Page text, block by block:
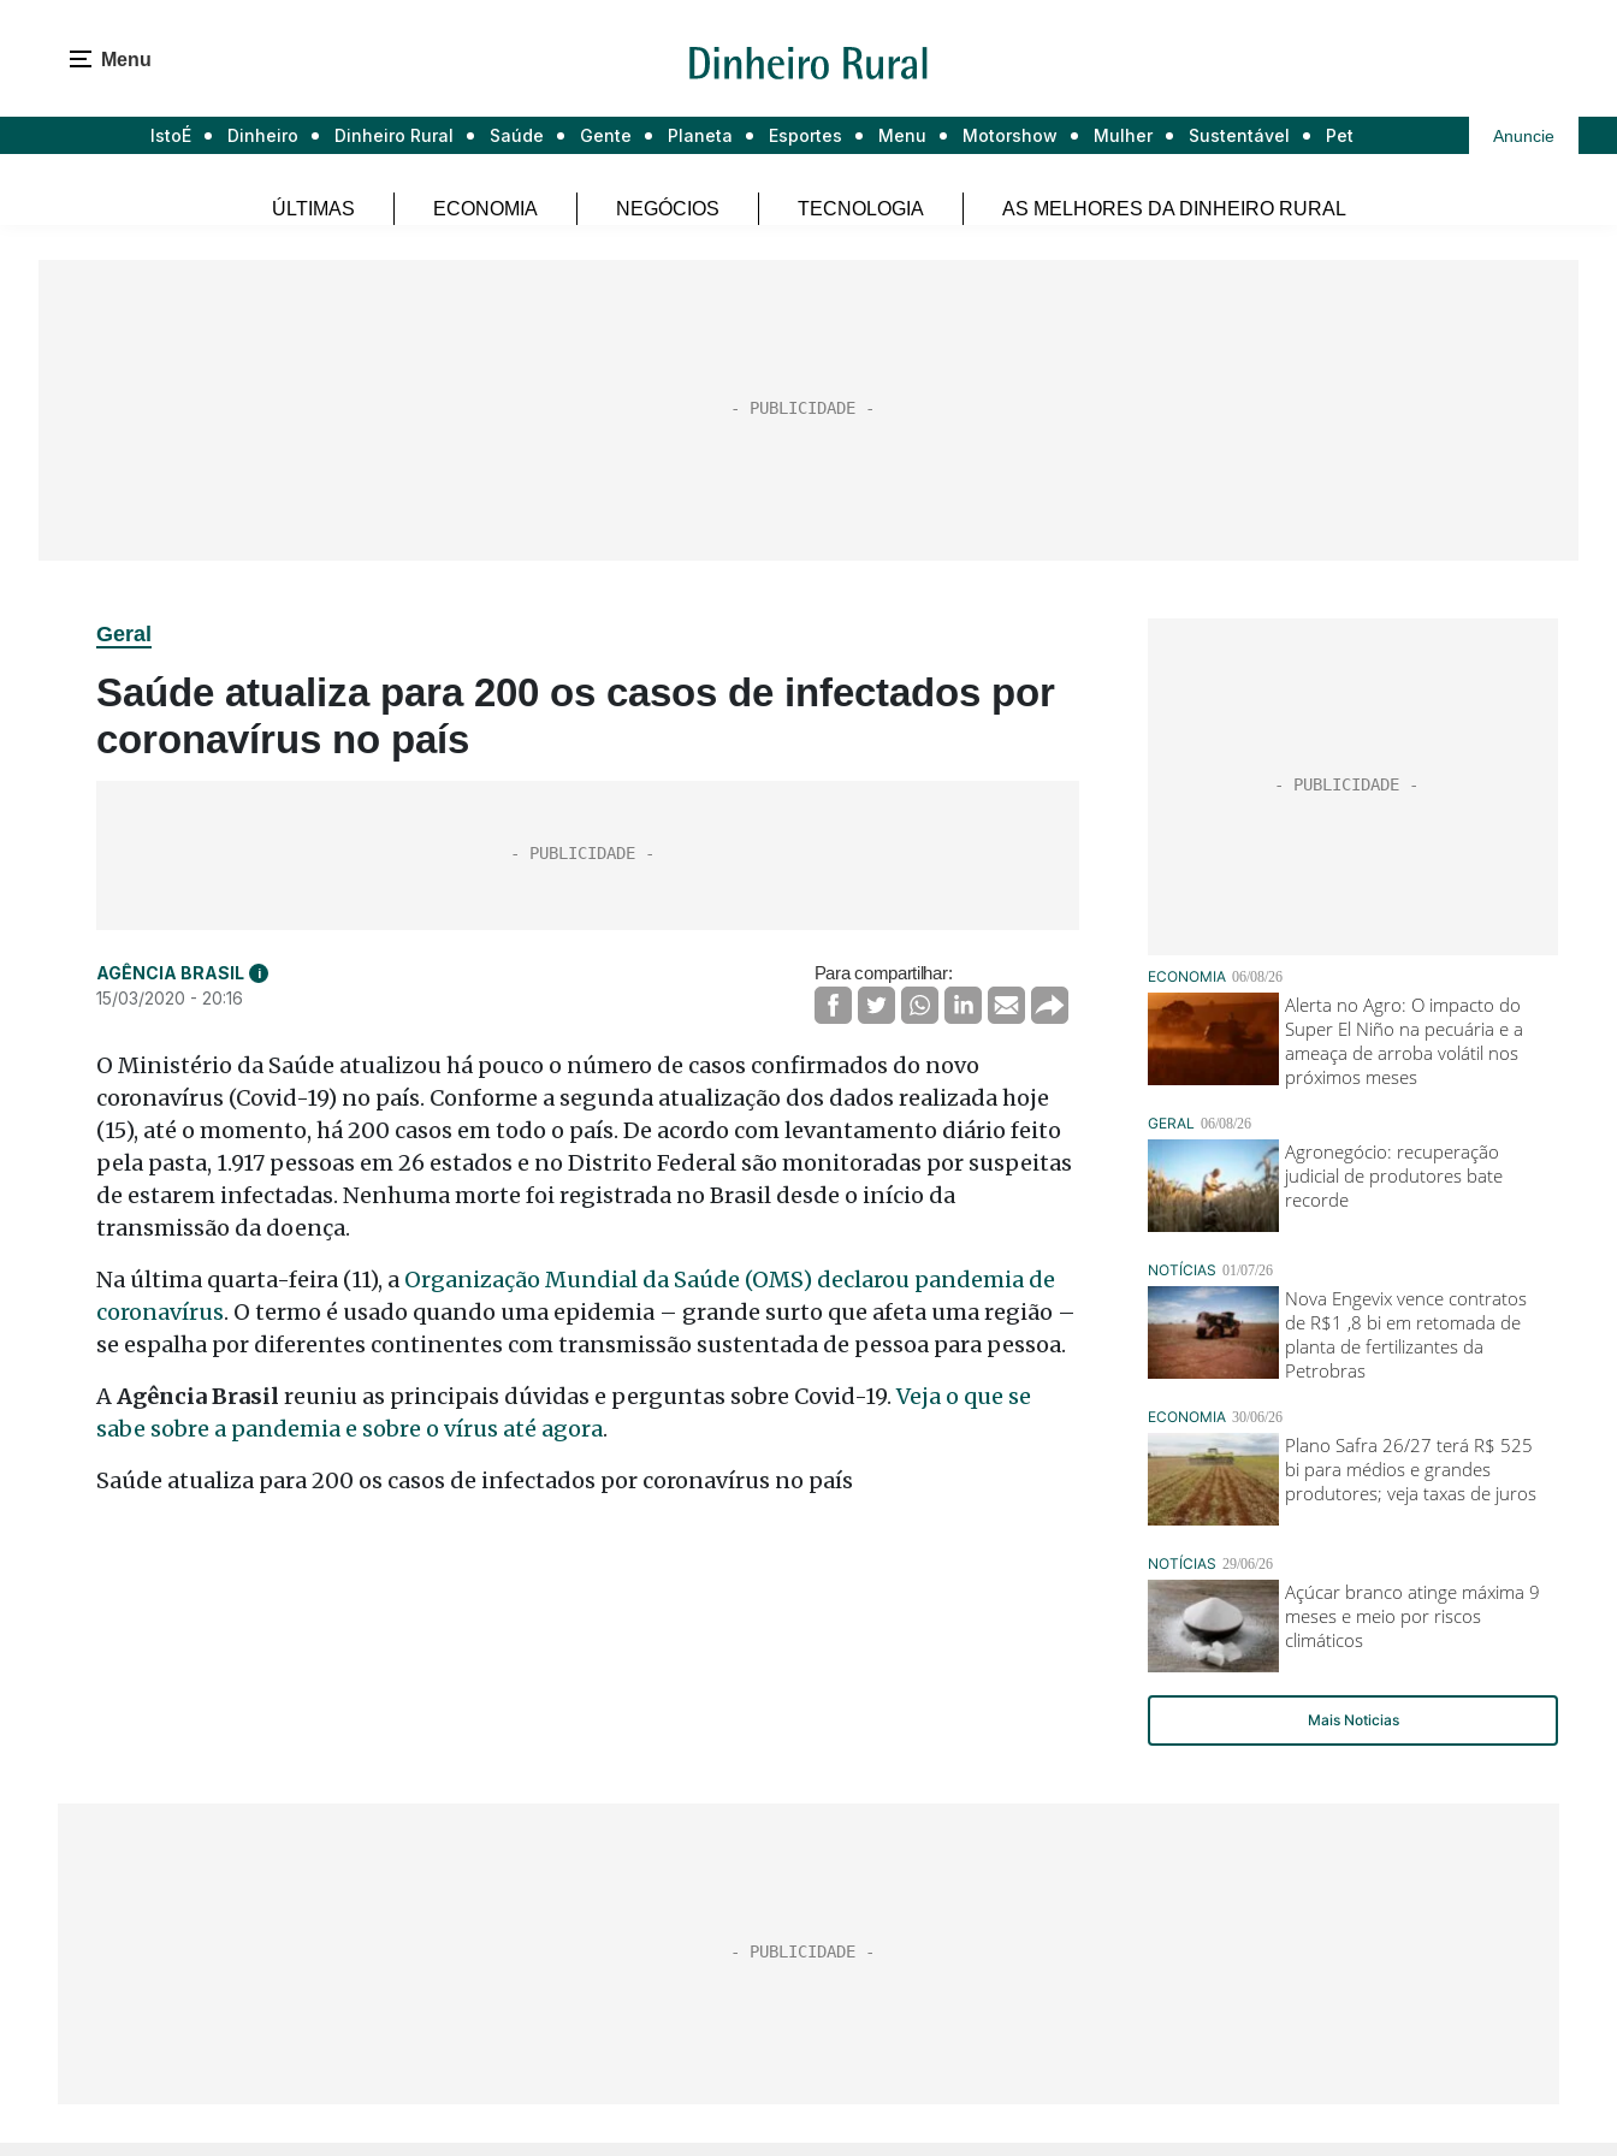
Menu
IstoÉ Dinheiro Dinheiro Rural Saúde Gente Planeta Esportes Menu Motorshow Mulher Sustentável Pet Anuncie
ÚLTIMAS ECONOMIA NEGÓCIOS TECNOLOGIA AS MELHORES DA DINHEIRO RURAL
Geral
Saúde atualiza para 200 os casos de infectados por
coronavírus no país
AGÊNCIA BRASIL i
15/03/2020 - 20:16
Para compartilhar:
O Ministério da Saúde atualizou há pouco o número de casos confirmados do novo
coronavírus (Covid-19) no país. Conforme a segunda atualização dos dados realizada hoje
(15), até o momento, há 200 casos em todo o país. De acordo com levantamento diário feito
pela pasta, 1.917 pessoas em 26 estados e no Distrito Federal são monitoradas por suspeitas
de estarem infectadas. Nenhuma morte foi registrada no Brasil desde o início da
transmissão da doença.
Na última quarta-feira (11), a Organização Mundial da Saúde (OMS) declarou pandemia de
coronavírus. O termo é usado quando uma epidemia – grande surto que afeta uma região –
se espalha por diferentes continentes com transmissão sustentada de pessoa para pessoa.
AAgência Brasil reuniu as principais dúvidas e perguntas sobre Covid-19.Veja o que se
sabe sobre a pandemia e sobre o vírus até agora.
Saúde atualiza para 200 os casos de infectados por coronavírus no país